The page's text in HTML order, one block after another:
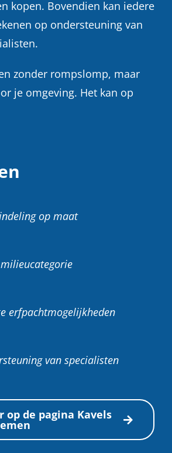
kopen. Bovendien kan iedere
op ondersteuning van
zonder rompslomp, maar
je omgeving. Het kan op
op maat
erfpachtmogelijkheden
van specialisten
op de pagina Kavels